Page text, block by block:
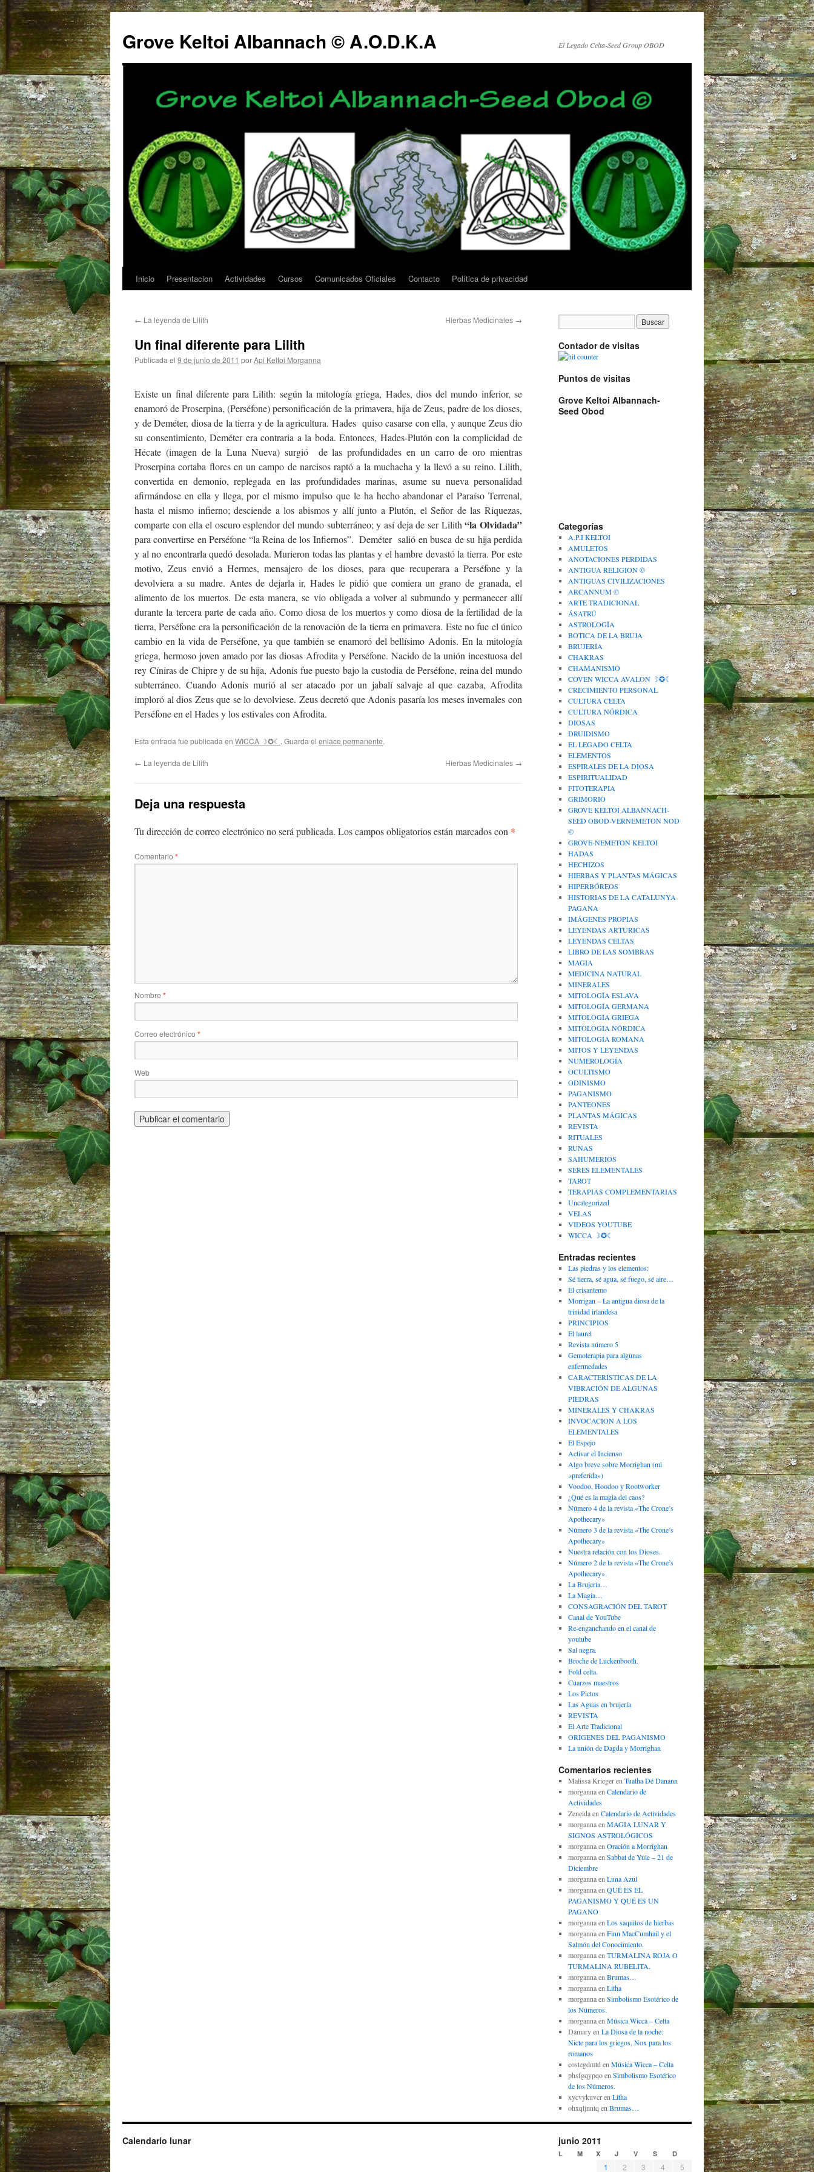
Grove Keltoi Albannach © A.O.D.K.A El Legado Celta-Seed Group OBOD
Saltar
contenido
Inicio Presentacion Actividades Cursos Comunicados Oficiales Contacto Política de privacidad
← La leyenda de Lilith Hierbas Medicinales →
Un final diferente para Lilith
Publicada el 9 de junio de 2011 porApi Keltoi Morganna
Existe un final diferente para Lilith: según la mitología griega, Hades, dios del mundo inferior, se
enamoró de Proserpina, (Perséfone) personificación de la primavera, hija de Zeus, padre de los dioses,
y de Deméter, diosa de la tierra y de la agricultura. Hades quiso casarse con ella, y aunque Zeus dio
su consentimiento, Deméter era contraria a la boda. Entonces, Hades-Plutón con la complicidad de
Hécate (imagen de la Luna Nueva) surgió de las profundidades en un carro de oro mientras
Proserpina cortaba flores en un campo de narcisos raptó a la muchacha y la llevó a su reino. Lilith,
convertida en demonio, replegada en las profundidades marinas, asume su nueva personalidad
afirmándose en ella y llega, por el mismo impulso que le ha hecho abandonar el Paraíso Terrenal,
hasta el mismo infierno; desciende a los abismos y allí junto a Plutón, el Señor de las Riquezas,
comparte con ella el oscuro esplendor del mundo subterráneo; y así deja de ser Lilith“la Olvidada”
para convertirse en Perséfone “la Reina de los Infiernos”. Deméter salió en busca de su hija perdida
y al no encontrarla quedó desolada. Murieron todas las plantas y el hambre devastó la tierra. Por este
motivo, Zeus envió a Hermes, mensajero de los dioses, para que recuperara a Perséfone y la
devolviera a su madre. Antes de dejarla ir, Hades le pidió que comiera un grano de granada, el
alimento de los muertos. De esta manera, se vio obligada a volver al submundo y permanecer allí
durante la tercera parte de cada año. Como diosa de los muertos y como diosa de la fertilidad de la
tierra, Perséfone era la personificación de la renovación de la tierra en primavera. Este no fue el único
cambio en la vida de Perséfone, ya que también se enamoró del bellísimo Adonis. En la mitología
griega, hermoso joven amado por las diosas Afrodita y Perséfone. Nacido de la unión incestuosa del
rey Cíniras de Chipre y de su hija, Adonis fue puesto bajo la custodia de Perséfone, reina del mundo
subterráneo. Cuando Adonis murió al ser atacado por un jabalí salvaje al que cazaba, Afrodita
imploró al dios Zeus que se lo devolviese. Zeus decretó que Adonis pasaría los meses invernales con
Perséfone en el Hades y los estivales con Afrodita.
Esta entrada fue publicada en WICCA ☽✪☾ . Guarda el enlace permanente.
← La leyenda de Lilith Hierbas Medicinales →
Deja una respuesta
Tu dirección de correo electrónico no será publicada. Los campos obligatorios están marcados con *
Comentario *
Nombre *
Correo electrónico *
Web
Contador de visitas
Puntos de visitas
Grove Keltoi Albannach-
Seed Obod
Categorías
A.P.I KELTOI
AMULETOS
ANOTACIONES PERDIDAS
ANTIGUA RELIGION ©
ANTIGUAS CIVILIZACIONES
ARCANNUM ©
ARTE TRADICIONAL
ÁSATRÚ
ASTROLOGÍA
BOTICA DE LA BRUJA
BRUJERÍA
CHAKRAS
CHAMANISMO
COVEN WICCA AVALON ☽✪☾
CRECIMIENTO PERSONAL
CULTURA CELTA
CULTURA NÓRDICA
DIOSAS
DRUIDISMO
EL LEGADO CELTA
ELEMENTOS
ESPIRALES DE LA DIOSA
ESPIRITUALIDAD
FITOTERAPIA
GRIMORIO
GROVE KELTOI ALBANNACH-
SEED OBOD-VERNEMETON NOD
©
GROVE-NEMETON KELTOI
HADAS
HECHIZOS
HIERBAS Y PLANTAS MÁGICAS
HIPERBÓREOS
HISTORIAS DE LA CATALUNYA
PAGANA
IMÁGENES PROPIAS
LEYENDAS ARTÚRICAS
LEYENDAS CELTAS
LIBRO DE LAS SOMBRAS
MAGIA
MEDICINA NATURAL
MINERALES
MITOLOGÍA ESLAVA
MITOLOGÍA GERMANA
MITOLOGÍA GRIEGA
MITOLOGÍA NÓRDICA
MITOLOGÍA ROMANA
MITOS Y LEYENDAS
NUMEROLOGÍA
OCULTISMO
ODINISMO
PAGANISMO
PANTEONES
PLANTAS MÁGICAS
REVISTA
RITUALES
RUNAS
SAHUMERIOS
SERES ELEMENTALES
TAROT
TERAPIAS COMPLEMENTARIAS
Uncategorized
VELAS
VIDEOS YOUTUBE
WICCA ☽✪☾
Entradas recientes
Las piedras y los elementos:
Sé tierra, sé agua, sé fuego, sé aire…
El crisantemo
Morrigan – La antigua diosa de la
trinidad irlandesa
PRINCIPIOS
El laurel
Revista número 5
Gemoterapia para algunas
enfermedades
CARACTERÍSTICAS DE LA
VIBRACIÓN DE ALGUNAS
PIEDRAS
MINERALES Y CHAKRAS
INVOCACION A LOS
ELEMENTALES
El Espejo
Activar el Incienso
Algo breve sobre Morrighan (mi
«preferida»)
Voodoo, Hoodoo y Rootworker
¿Qué es la magia del caos?
Número 4 de la revista «The Crone’s
Apothecary»
Número 3 de la revista «The Crone’s
Apothecary»
Nuestra relación con los Dioses.
Número 2 de la revista «The Crone’s
Apothecary».
La Brujería…
La Magia…
CONSAGRACIÓN DEL TAROT
Canal de YouTube
Re-enganchando en el canal de
youtube
Sal negra.
Broche de Luckenbooth.
Fold celta.
Cuarzos maestros
Los Pictos
Las Aguas en brujería
REVISTA
El Arte Tradicional
ORÍGENES DEL PAGANISMO
La unión de Dagda y Morrighan
Comentarios recientes
Malissa Kriegeren Tuatha Dé Danann
morgannaen Calendario de
Actividades
Zeneidaen Calendario de Actividades
morgannaen MAGIA LUNAR Y
SIGNOS ASTROLÓGICOS
morgannaen Oración a Morrighan
morgannaen Sabbat de Yule – 21 de
Diciembre
morgannaen Luna Azul
morgannaen QUÉ ES EL
PAGANISMO Y QUÉ ES UN
PAGANO
morgannaen Los saquitos de hierbas
morgannaen Finn MacCumhail y el
Salmón del Conocimiento.
morgannaen TURMALINA ROJA O
TURMALINA RUBELITA.
morgannaen Brumas…
morgannaen Litha
morgannaen Simbolismo Esotérico de
los Números.
morgannaen Música Wicca – Celta
Damaryen La Diosa de la noche:
Nicte para los griegos, Nox para los
romanos
costegdmtd en Música Wicca – Celta
phsfgqypqoen Simbolismo Esotérico
de los Números.
xycvykuvcren Litha
ohxqljnntq en Brumas…
Calendario lunar junio 2011
L M X J V S D
1 2 3 4 5